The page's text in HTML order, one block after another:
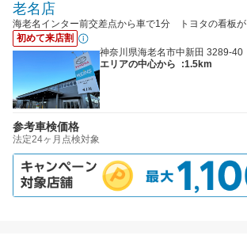
老名店
海老名インター前交差点から車で1分 トヨタの看板
初めて来店割
神奈川県海老名市中新⽥ 3289-40
エリアの中心から
:1.5km
参考車検価格
法定24ヶ月点検対象